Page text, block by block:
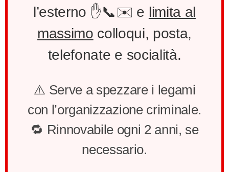
l’esterno ✋📞✉️ e limita al
massimo colloqui, posta,
telefonate e socialità.
⚠️ Serve a spezzare i legami
con l’organizzazione criminale.
🔁 Rinnovabile ogni 2 anni, se
necessario.